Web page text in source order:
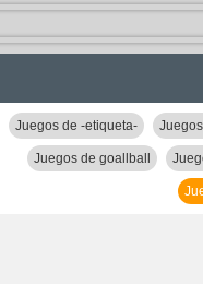
Juegos de -etiqueta-
Juegos de goallball